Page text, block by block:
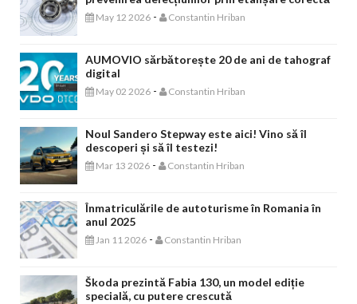
May 12 2026 - Constantin Hriban
AUMOVIO sărbătorește 20 de ani de tahograf
digital
May 02 2026 - Constantin Hriban
Noul Sandero Stepway este aici! Vino să îl
descoperi și să îl testezi!
Mar 13 2026 - Constantin Hriban
Înmatriculările de autoturisme în Romania în
anul 2025
Jan 11 2026 - Constantin Hriban
Škoda prezintă Fabia 130, un model ediție
specială, cu putere crescută